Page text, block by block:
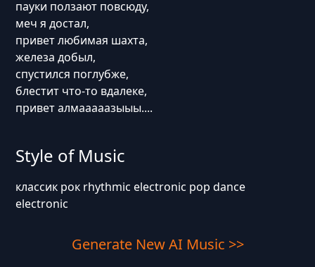
пауки ползают повсюду,
меч я достал,
привет любимая шахта,
железа добыл,
спустился поглубже,
блестит что-то вдалеке,
привет алмааааазыыы....
Style of Music
классик рок rhythmic electronic pop dance
electronic
Generate New AI Music >>